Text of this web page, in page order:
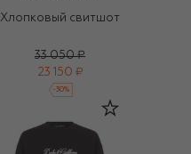
Хлопковый свитшот
33 050 ₽
23 150 ₽
-30%